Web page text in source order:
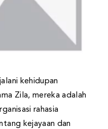
kehidupan
Zila, mereka adalah
rahasia
kejayaan dan